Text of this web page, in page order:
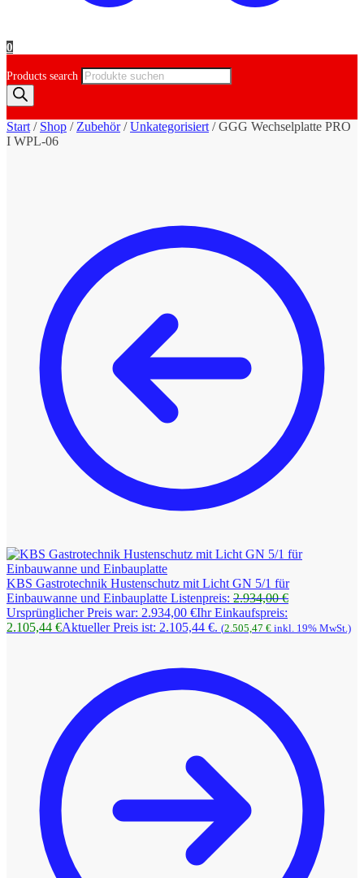
0
Products search
Start / Shop / Zubehör/Unkategorisiert /GGG Wechselplatte PRO
I WPL-06
KBS Gastrotechnik Hustenschutz mit Licht GN 5/1 für
Einbauwanne und Einbauplatte Listenpreis: 2.934,00€
Ursprünglicher Preis war: 2.934,00 €Ihr Einkaufspreis:
2.105,44 €Aktueller Preis ist: 2.105,44 €. (2.505,47 € inkl. 19% MwSt.)